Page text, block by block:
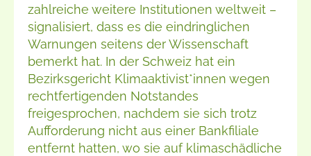
zahlreiche weitere Institutionen weltweit –
signalisiert, dass es die eindringlichen
Warnungen seitens der Wissenschaft
bemerkt hat. In der Schweiz hat ein
Bezirksgericht Klimaaktivist*innen wegen
rechtfertigenden Notstandes
freigesprochen, nachdem sie sich trotz
Aufforderung nicht aus einer Bankfiliale
entfernt hatten, wo sie auf klimaschädliche